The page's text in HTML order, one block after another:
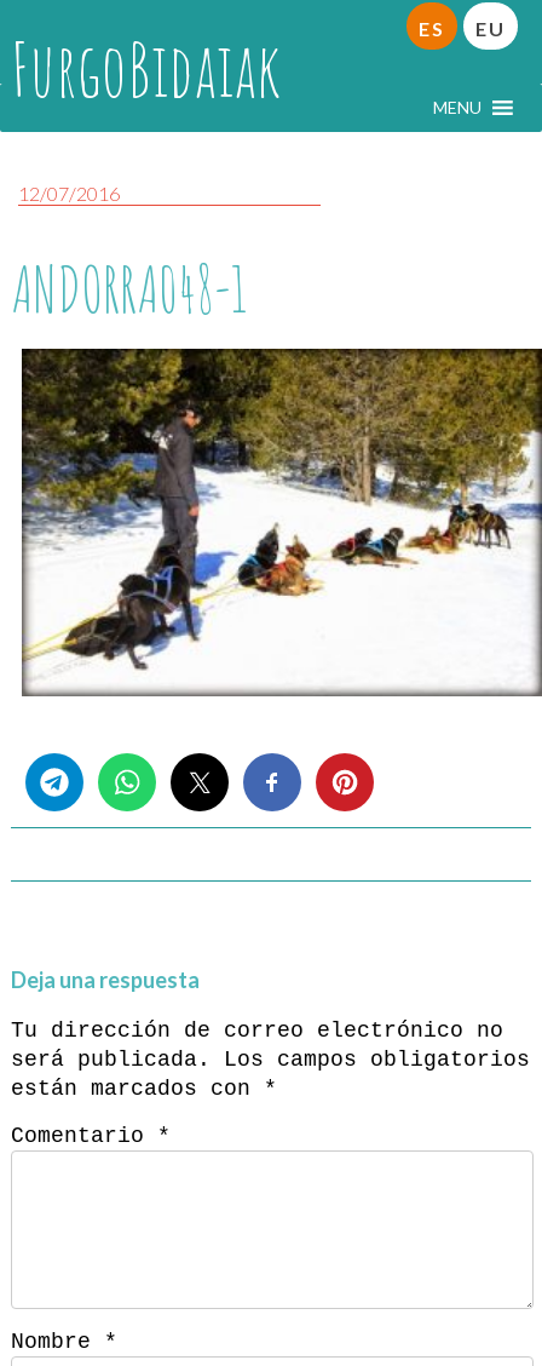
FurgoBidaiak MENU
ES EU
12/07/2016
ANDORRA048-1
Deja una respuesta
Tu dirección de correo electrónico no
será publicada.
Los campos obligatorios
están marcados con
*
Comentario
*
Nombre *